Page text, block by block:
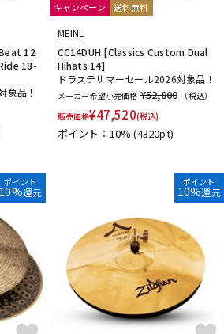
12
18-
象品！
キャンペーン
送料無料
MEINL
CC14DUH [Classics Custom Dual
Hihats 14]
ドラステサマーセール2026対象品！
メーカー希望小売価格 ¥52,800
（税込）
販売価格¥47,520(税込)
ポイント：10%(4320pt)
ポイント
10%還元
ポイント
10%還元